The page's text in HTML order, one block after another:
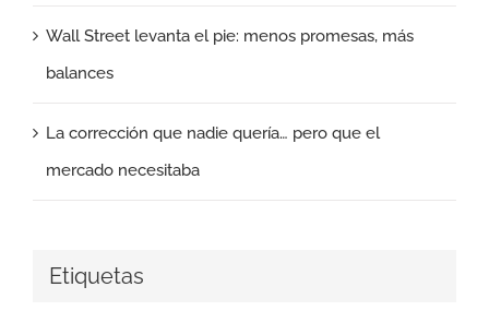
Wall Street levanta el pie: menos promesas, más
balances
La corrección que nadie quería… pero que el
mercado necesitaba
Etiquetas